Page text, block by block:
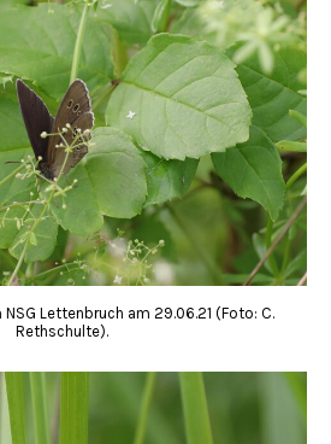
Lettenbruch am 29.06.21 (Foto: C.
Rethschulte).